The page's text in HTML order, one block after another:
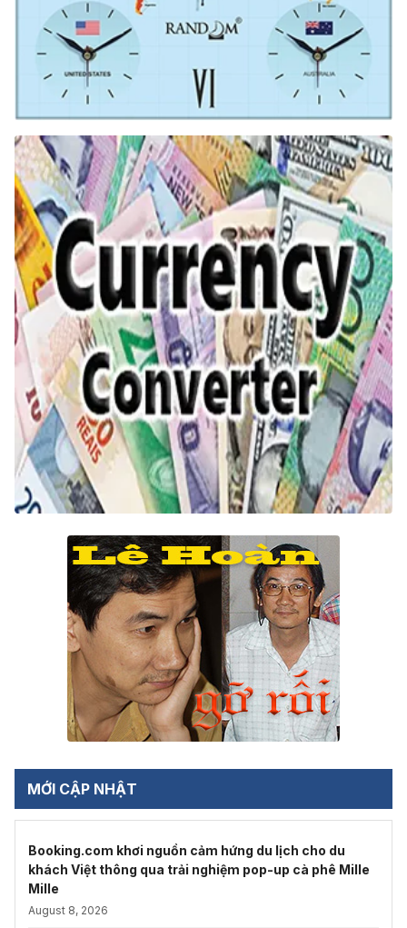
MỚI CẬP NHẬT
Booking.com khơi nguồn cảm hứng du lịch cho du
khách Việt thông qua trải nghiệm pop-up cà phê Mille
Mille
August 8, 2026